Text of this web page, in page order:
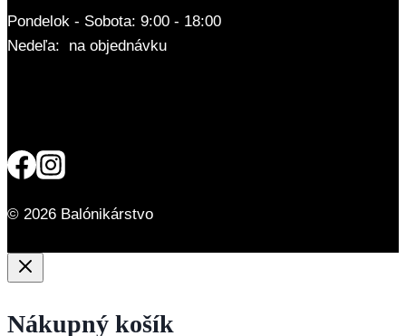
Pondelok - Sobota: 9:00 - 18:00
Nedeľa: na objednávku
© 2026 Balónikárstvo
Nákupný košík